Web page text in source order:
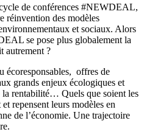
de conférences #NEWDEAL,
réinvention des modèles
et sociaux. Alors
se pose plus globalement la
autrement ?
écoresponsables, offres de
grands enjeux écologiques et
rentabilité… Quels que soient les
repensent leurs modèles en
de l’économie. Une trajectoire